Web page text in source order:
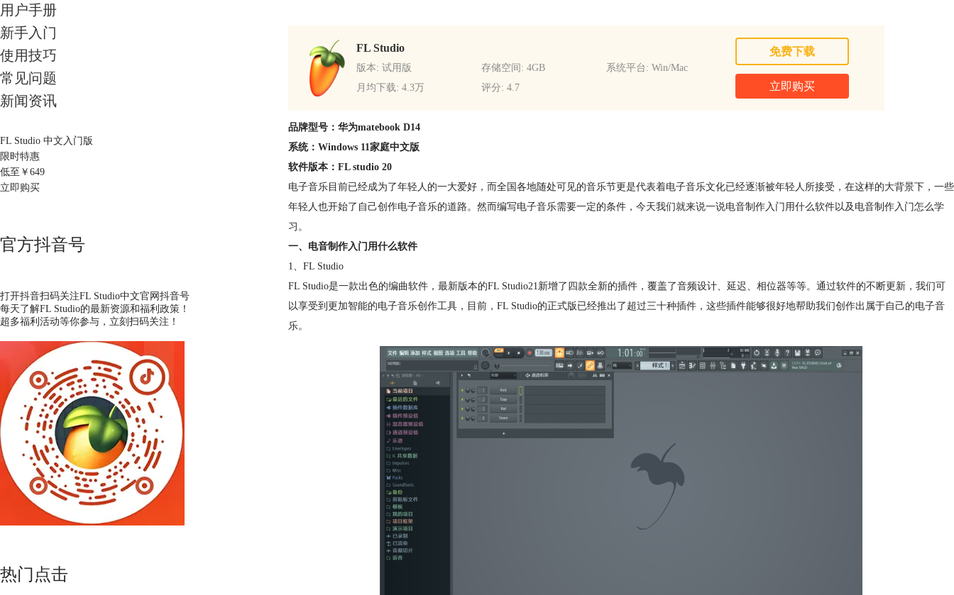
用户手册
新手入门
使用技巧
常见问题
新闻资讯
FL Studio 中文入门版
限时特惠
低至￥ 649
立即购买
官方抖音号
打开抖音扫码关注FL Studio中文官网抖音号
每天了解FL Studio的最新资源和福利政策！
超多福利活动等你参与，立刻扫码关注！
热门点击
FL Studio
版本: 试用版 存储空间: 4GB
系统平台: Win/Mac
月均下载: 4.3万
评分: 4.7
免费下载
立即购买
品牌型号：华为matebook D14
系统：Windows 11家庭中文版
软件版本：FL studio 20
电子音乐目前已经成为了年轻人的一大爱好，而全国各地随处可见的音乐节更是代表着电子音乐文化已经逐渐被年轻人所接受，在这样的大背景下，一些
年轻人也开始了自己创作电子音乐的道路。然而编写电子音乐需要一定的条件，今天我们就来说一说电音制作入门用什么软件以及电音制作入门怎么学
习。
一、电音制作入门用什么软件
1、FL Studio
FL Studio是一款出色的编曲软件，最新版本的FL Studio21新增了四款全新的插件，覆盖了音频设计、延迟、相位器等等。通过软件的不断更新，我们可
以享受到更加智能的电子音乐创作工具，目前，FL Studio的正式版已经推出了超过三十种插件，这些插件能够很好地帮助我们创作出属于自己的电子音
乐。